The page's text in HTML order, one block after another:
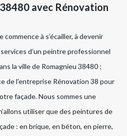
avec Rénovation
à s’écailler, à devenir
d’un peintre professionnel
la ville de Romagnieu 38480 ;
de l’entreprise Rénovation 38 pour
façade. Nous sommes une
utiliser que des peintures de
: en brique, en béton, en pierre,